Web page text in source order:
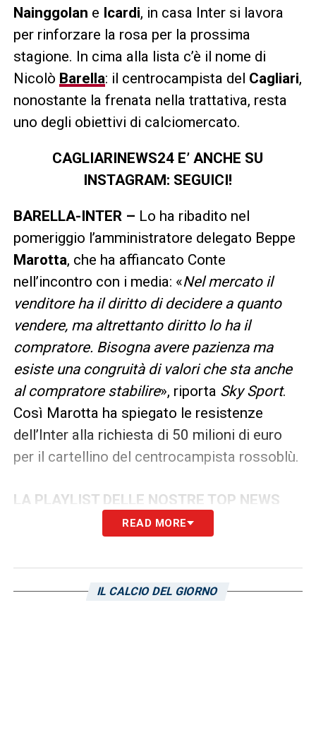
Nainggolan e Icardi, in casa Inter si lavora
per rinforzare la rosa per la prossima
stagione. In cima alla lista c’è il nome di
Nicolò Barella: il centrocampista del Cagliari,
nonostante la frenata nella trattativa, resta
uno degli obiettivi di calciomercato.
CAGLIARINEWS24 E’ ANCHE SU
INSTAGRAM: SEGUICI!
BARELLA-INTER – Lo ha ribadito nel
pomeriggio l’amministratore delegato Beppe
Marotta, che ha affiancato Conte
nell’incontro con i media: «Nel mercato il
venditore ha il diritto di decidere a quanto
vendere, ma altrettanto diritto lo ha il
compratore. Bisogna avere pazienza ma
esiste una congruità di valori che sta anche
al compratore stabilire», riporta Sky Sport.
Così Marotta ha spiegato le resistenze
dell’Inter alla richiesta di 50 milioni di euro
per il cartellino del centrocampista rossoblù.
LA PLAYLIST DELLE NOSTRE TOP NEWS
READ MORE
IL CALCIO DEL GIORNO